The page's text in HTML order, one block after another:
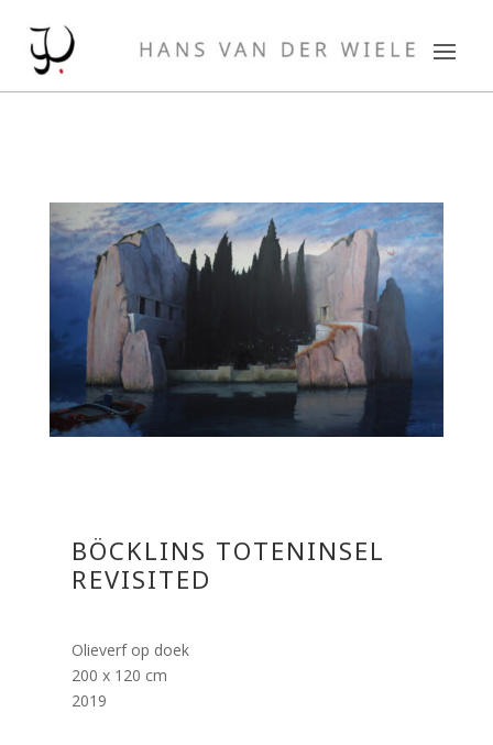
BÖCKLINS TOTENINSEL
REVISITED
Olieverf op doek
200 x 120 cm
2019